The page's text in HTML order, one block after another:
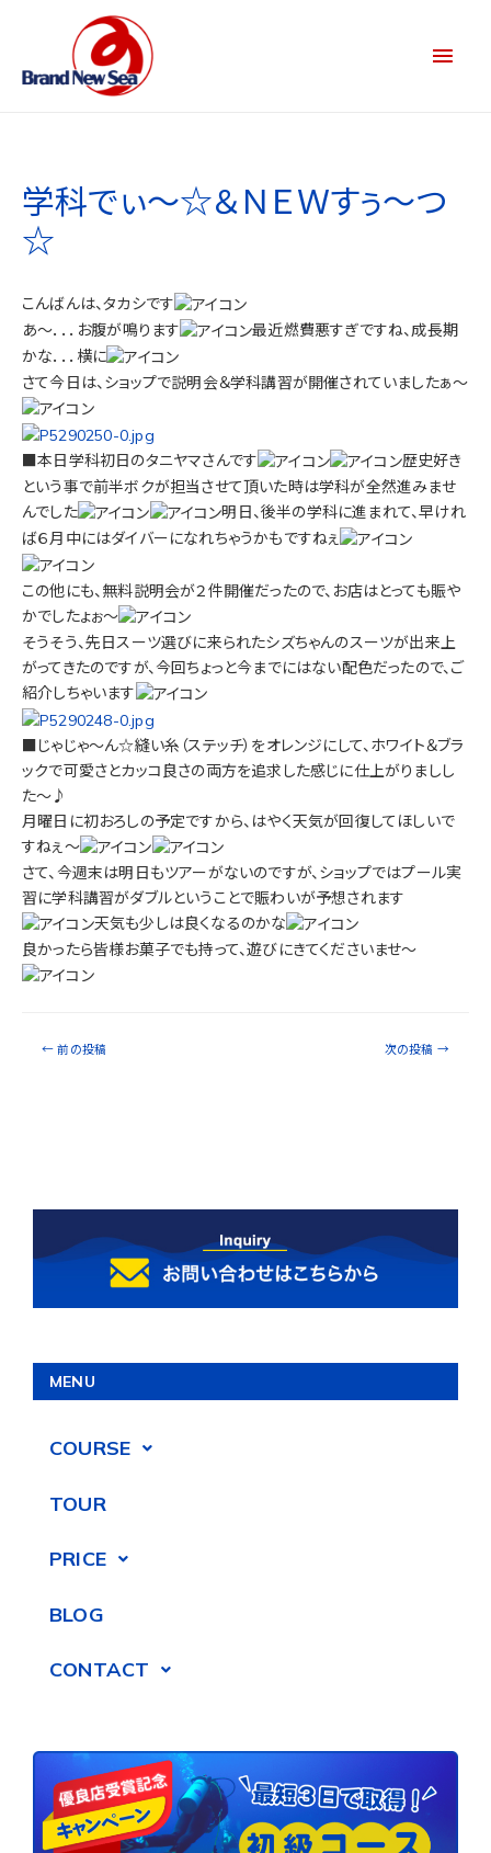
学科でぃ～☆＆ＮＥＷすぅ～つ
☆
こんばんは、タカシです
あ～．．．お腹が鳴ります
最近燃費悪すぎですね、成長期
かな．．．横に
さて今日は、ショップで説明会＆学科講習が開催されていましたぁ～
■本日学科初日のタニヤマさんです
歴史好き
という事で前半ボクが担当させて頂いた時は学科が全然進みませ
んでした
明日、後半の学科に進まれて、早けれ
ば６月中にはダイバーになれちゃうかもですねぇ
この他にも、無料説明会が２件開催だったので、お店はとっても賑や
かでしたょぉ～
そうそう、先日スーツ選びに来られたシズちゃんのスーツが出来上
がってきたのですが、今回ちょっと今までにはない配色だったので、ご
紹介しちゃいます
■じゃじゃ～ん☆縫い糸（ステッチ）をオレンジにして、ホワイト＆ブラ
ックで可愛さとカッコ良さの両方を追求した感じに仕上がりましし
た～♪
月曜日に初おろしの予定ですから、はやく天気が回復してほしいで
すねぇ～
さて、今週末は明日もツアーがないのですが、ショップではプール実
習に学科講習がダブルということで賑わいが予想されます
天気も少しは良くなるのかな
良かったら皆様お菓子でも持って、遊びにきてくださいませ～
← 前の投稿 次の投稿 →
MENU
COURSE
TOUR
PRICE
BLOG
CONTACT